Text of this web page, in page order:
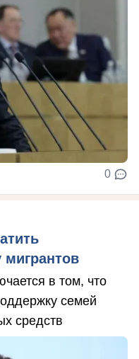
0
в том, что
семей
средств